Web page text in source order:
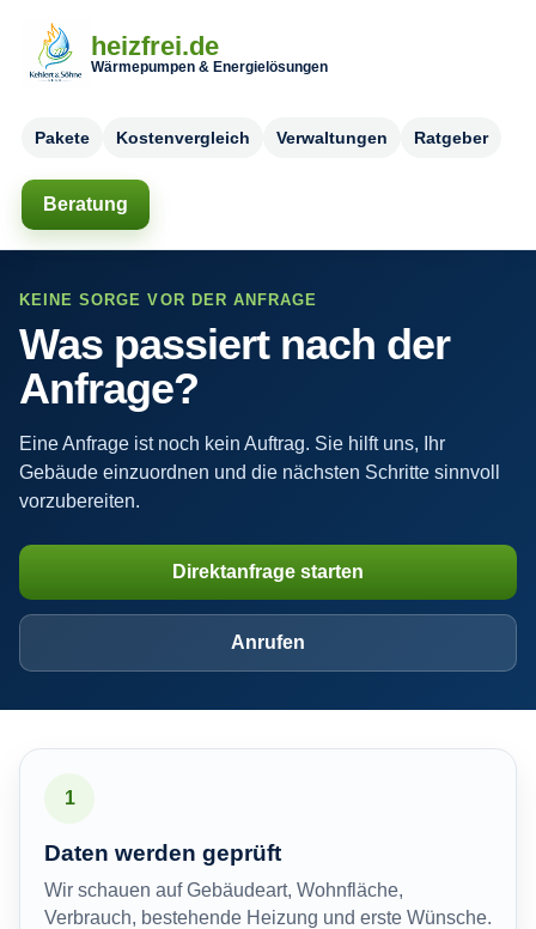
heizfrei.de
Wärmepumpen & Energielösungen
Pakete Kostenvergleich Verwaltungen Ratgeber
Beratung
KEINE SORGE VOR DER ANFRAGE
Was passiert nach der
Anfrage?
Eine Anfrage ist noch kein Auftrag. Sie hilft uns, Ihr
Gebäude einzuordnen und die nächsten Schritte sinnvoll
vorzubereiten.
Direktanfrage starten
Anrufen
1
Daten werden geprüft
Wir schauen auf Gebäudeart, Wohnfläche,
Verbrauch, bestehende Heizung und erste Wünsche.